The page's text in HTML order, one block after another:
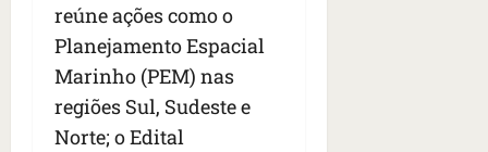
reúne ações como o
Planejamento Espacial
Marinho (PEM) nas
regiões Sul, Sudeste e
Norte; o Edital